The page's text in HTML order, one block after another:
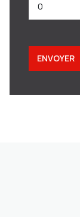
ENVOYER